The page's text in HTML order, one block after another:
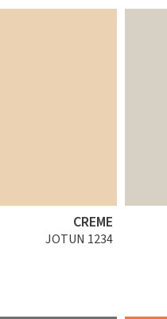
CREME
JOTUN 1234